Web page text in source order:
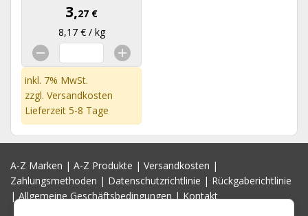
3,27 €
8,17 € / kg
inkl. 7% MwSt.
zzgl. Versandkosten
Lieferzeit 5-8 Tage
A-Z Marken | A-Z Produkte | Versandkosten |
Zahlungsmethoden | Datenschutzrichtlinie | Rückgaberichtlinie
|Allgemeine Geschäftsbedingungen|Kontakt